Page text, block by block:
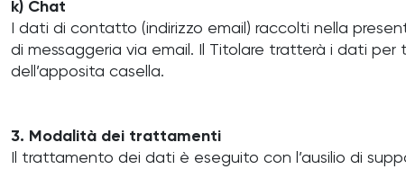
k) Chat
I dati di contatto (indirizzo email) raccolti nella
di messaggeria via email. Il Titolare tratterà i dati
dell’apposita casella.
3. Modalità dei trattamenti
Il trattamento dei dati è eseguito con l’ausilio di